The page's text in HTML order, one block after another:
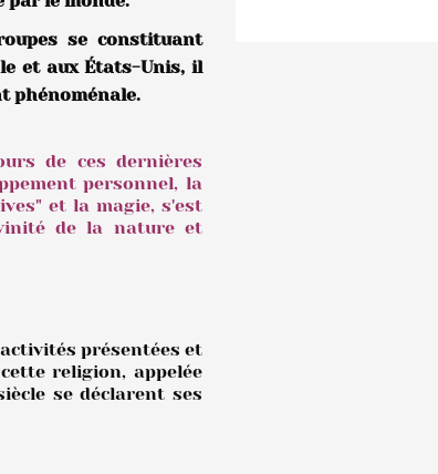
se constituant
et aux États-Unis, il
phénoménale.
de ces dernières
personnel, la
et la magie, s'est
de la nature et
présentées et
religion, appelée
se déclarent ses